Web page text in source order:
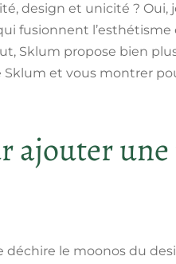
design et unicité ? Oui,
fusionnent
Sklum propose bien plus
Sklum et vous montrer
ajouter
le moonos du